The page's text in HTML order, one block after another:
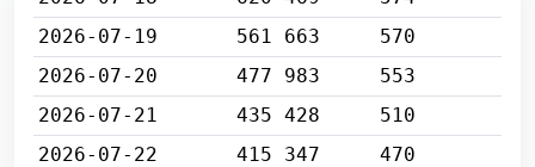
2026-07-19
561 663
570
2026-07-20
477 983
553
2026-07-21
435 428
510
2026-07-22
415 347
470